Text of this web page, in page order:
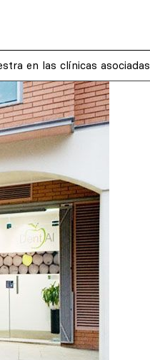
en las clínicas asociadas